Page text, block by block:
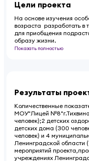
Цели проекта
На основе изучения
возраста разработать в
для приобщения
образу жизни.
Показать полностью
Результаты
Количественные
МОУ"Лицей
человек);2 детских
детских дома (300
человек) и 4
Ленинградской области
мероприятий
учреждениях